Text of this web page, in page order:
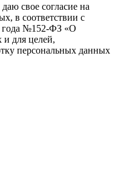
свое согласие на
в соответствии с
года №152-ФЗ «О
и для целей,
персональных данных